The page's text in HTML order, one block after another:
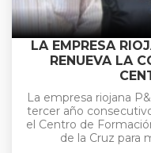
LA EMPRESA
RENUEVA LA
La empresa riojana
tercer año
el Centro de
de la Cruz para